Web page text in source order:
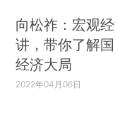
向松祚：宏观
讲，带你了解
经济大局
2022年04月06日